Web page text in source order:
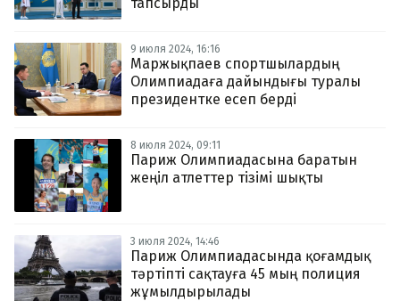
9 июля 2024, 16:16
Маржықпаев спортшылардың
Олимпиадаға дайындығы туралы
президентке есеп берді
8 июля 2024, 09:11
Париж Олимпиадасына баратын
жеңіл атлеттер тізімі шықты
3 июля 2024, 14:46
Париж Олимпиадасында қоғамдық
тәртіпті сақтауға 45 мың полиция
жұмылдырылады